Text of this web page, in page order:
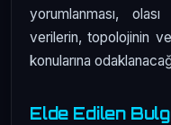
yorumlanması,
verilerin, topolojinin
konularına
Elde Edilen